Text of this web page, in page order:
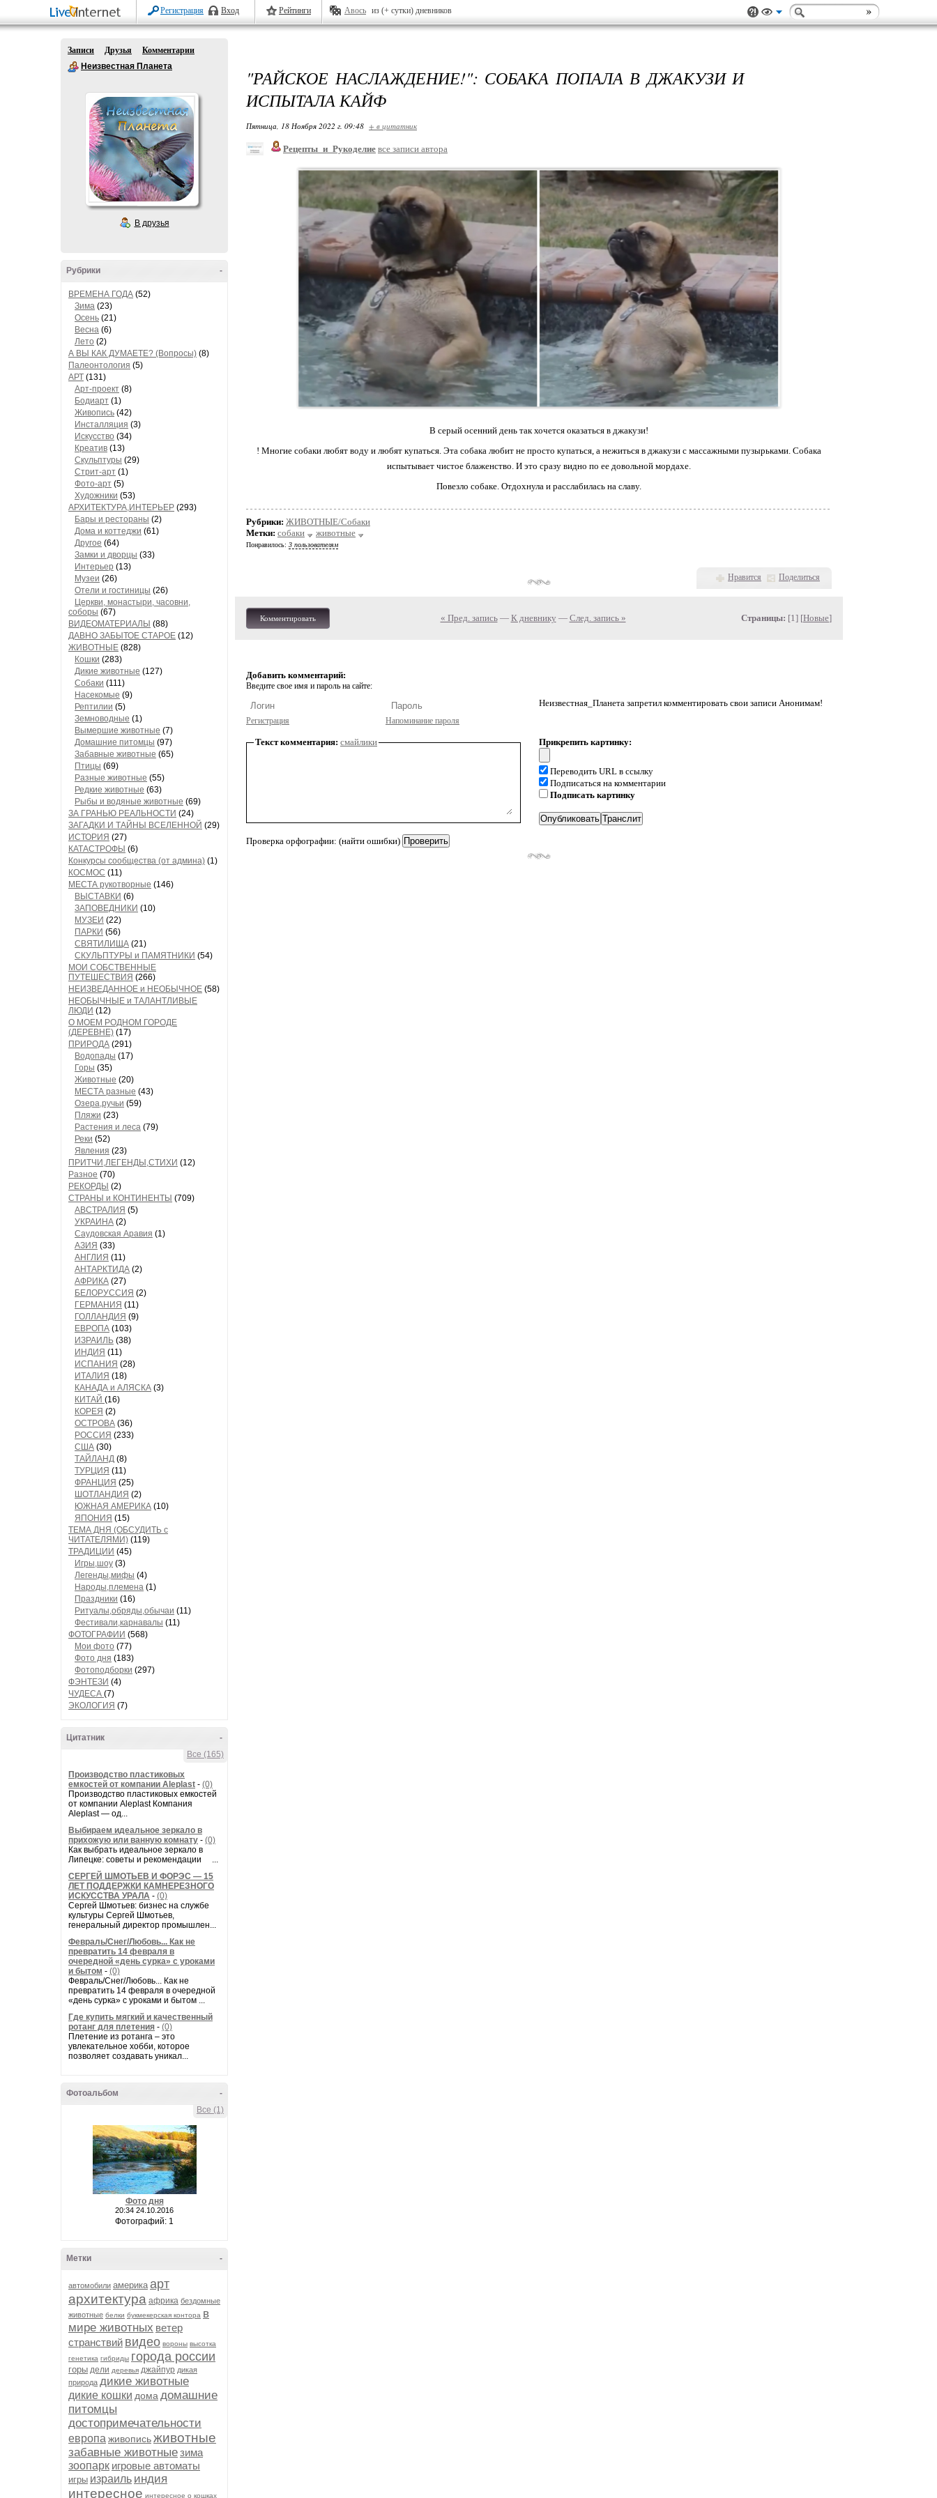
Регистрация Вход Рейтинги Авось из (+ сутки) дневников
Записи Друзья
Комментарии
Неизвестная Планета
В друзья
-
Рубрики
ВРЕМЕНА ГОДА (52)
Зима (23)
Осень (21)
Весна (6)
Лето (2)
А ВЫ КАК ДУМАЕТЕ? (Вопросы) (8)
Палеонтология (5)
АРТ (131)
Арт-проект (8)
Бодиарт (1)
Живопись (42)
Инсталляция (3)
Искусство (34)
Креатив (13)
Скульптуры (29)
Стрит-арт (1)
Фото-арт (5)
Художники (53)
АРХИТЕКТУРА,ИНТЕРЬЕР (293)
Бары и рестораны (2)
Дома и коттеджи (61)
Другое (64)
Замки и дворцы (33)
Интерьер (13)
Музеи (26)
Отели и гостиницы (26)
Церкви, монастыри, часовни,
соборы (67)
ВИДЕОМАТЕРИАЛЫ (88)
ДАВНО ЗАБЫТОЕ СТАРОЕ (12)
ЖИВОТНЫЕ (828)
Кошки (283)
Дикие животные (127)
Собаки (111)
Насекомые (9)
Рептилии (5)
Земноводные (1)
Вымершие животные (7)
Домашние питомцы (97)
Забавные животные (65)
Птицы (69)
Разные животные (55)
Редкие животные (63)
Рыбы и водяные животные (69)
ЗА ГРАНЬЮ РЕАЛЬНОСТИ (24)
ЗАГАДКИ И ТАЙНЫ ВСЕЛЕННОЙ (29)
ИСТОРИЯ (27)
КАТАСТРОФЫ (6)
Конкурсы сообщества (от админа) (1)
КОСМОС (11)
МЕСТА рукотворные (146)
ВЫСТАВКИ (6)
ЗАПОВЕДНИКИ (10)
МУЗЕИ (22)
ПАРКИ (56)
СВЯТИЛИЩА (21)
СКУЛЬПТУРЫ и ПАМЯТНИКИ (54)
МОИ СОБСТВЕННЫЕ
ПУТЕШЕСТВИЯ (266)
НЕИЗВЕДАННОЕ и НЕОБЫЧНОЕ (58)
НЕОБЫЧНЫЕ и ТАЛАНТЛИВЫЕ
ЛЮДИ (12)
О МОЕМ РОДНОМ ГОРОДЕ
(ДЕРЕВНЕ) (17)
ПРИРОДА (291)
Водопады (17)
Горы (35)
Животные (20)
МЕСТА разные (43)
Озера,ручьи (59)
Пляжи (23)
Растения и леса (79)
Реки (52)
Явления (23)
ПРИТЧИ,ЛЕГЕНДЫ,СТИХИ (12)
Разное (70)
РЕКОРДЫ (2)
СТРАНЫ и КОНТИНЕНТЫ (709)
АВСТРАЛИЯ (5)
УКРАИНА (2)
Саудовская Аравия (1)
АЗИЯ (33)
АНГЛИЯ (11)
АНТАРКТИДА (2)
АФРИКА (27)
БЕЛОРУССИЯ (2)
ГЕРМАНИЯ (11)
ГОЛЛАНДИЯ (9)
ЕВРОПА (103)
ИЗРАИЛЬ (38)
ИНДИЯ (11)
ИСПАНИЯ (28)
ИТАЛИЯ (18)
КАНАДА и АЛЯСКА (3)
КИТАЙ (16)
КОРЕЯ (2)
ОСТРОВА (36)
РОССИЯ (233)
США (30)
ТАЙЛАНД (8)
ТУРЦИЯ (11)
ФРАНЦИЯ (25)
ШОТЛАНДИЯ (2)
ЮЖНАЯ АМЕРИКА (10)
ЯПОНИЯ (15)
ТЕМА ДНЯ (ОБСУДИТЬ с
ЧИТАТЕЛЯМИ) (119)
ТРАДИЦИИ (45)
Игры,шоу (3)
Легенды,мифы (4)
Народы,племена (1)
Праздники (16)
Ритуалы,обряды,обычаи (11)
Фестивали,карнавалы (11)
ФОТОГРАФИИ (568)
Мои фото (77)
Фото дня (183)
Фотоподборки (297)
ФЭНТЕЗИ (4)
ЧУДЕСА (7)
ЭКОЛОГИЯ (7)
-
Цитатник
Все (165)
Производство пластиковых
емкостей от компании Aleplast - (0)
Производство пластиковых емкостей
от компании Aleplast Компания
Aleplast — од...
Выбираем идеальное зеркало в
прихожую или ванную комнату - (0)
Как выбрать идеальное зеркало в
Липецке: советы и рекомендации ...
СЕРГЕЙ ШМОТЬЕВ И ФОРЭС — 15
ЛЕТ ПОДДЕРЖКИ КАМНЕРЕЗНОГО
ИСКУССТВА УРАЛА - (0)
Сергей Шмотьев: бизнес на службе
культуры Сергей Шмотьев,
генеральный директор промышлен...
Февраль/Снег/Любовь... Как не
превратить 14 февраля в
очередной «день сурка» с уроками
и бытом - (0)
Февраль/Снег/Любовь... Как не
превратить 14 февраля в очередной
«день сурка» с уроками и бытом ...
Где купить мягкий и качественный
ротанг для плетения - (0)
Плетение из ротанга – это
увлекательное хобби, которое
позволяет создавать уникал...
-
Фотоальбом
Все (1)
Фото дня
20:34 24.10.2016
Фотографий: 1
-
Метки
автомобили америка арт
архитектура африка бездомные
животные белки букмекерская контора в
мире животных ветер
странствий видео вороны высотка
генетика гибриды города россии
горы дели деревья джайпур дикая
природа дикие животные
дикие кошки дома домашние
питомцы
достопримечательности
европа живописьживотные
забавные животныезима
зоопарк игровые автоматы
игры израиль индия
интересное интересное о кошках
"РАЙСКОЕ НАСЛАЖДЕНИЕ!": СОБАКА ПОПАЛА В ДЖАКУЗИ И
ИСПЫТАЛА КАЙФ
Пятница, 18 Ноября 2022 г. 09:48 + в цитатник
Рецепты_и_Рукоделие все записи автора
В серый осенний день так хочется оказаться в джакузи!
! Многие собаки любят воду и любят купаться. Эта собака любит не просто купаться, а нежиться в джакузи с массажными пузырьками. Собака
испытывает чистое блаженство. И это сразу видно по ее довольной мордахе.
Повезло собаке. Отдохнула и расслабилась на славу.
Рубрики: ЖИВОТНЫЕ/Собаки
Метки: собаки животные
Понравилось: 3 пользователям
Нравится Поделиться
Комментировать « Пред. запись— К дневнику — След. запись » Страницы: [1] [Новые]
Добавить комментарий:
Введите свое имя и пароль на сайте:
Регистрация Напоминание пароля
Неизвестная_Планета запретил комментировать свои записи Анонимам!
Текст комментария: смайлики
Проверка орфографии: (найти ошибки)
Прикрепить картинку:
Переводить URL в ссылку
Подписаться на комментарии
Подписать картинку